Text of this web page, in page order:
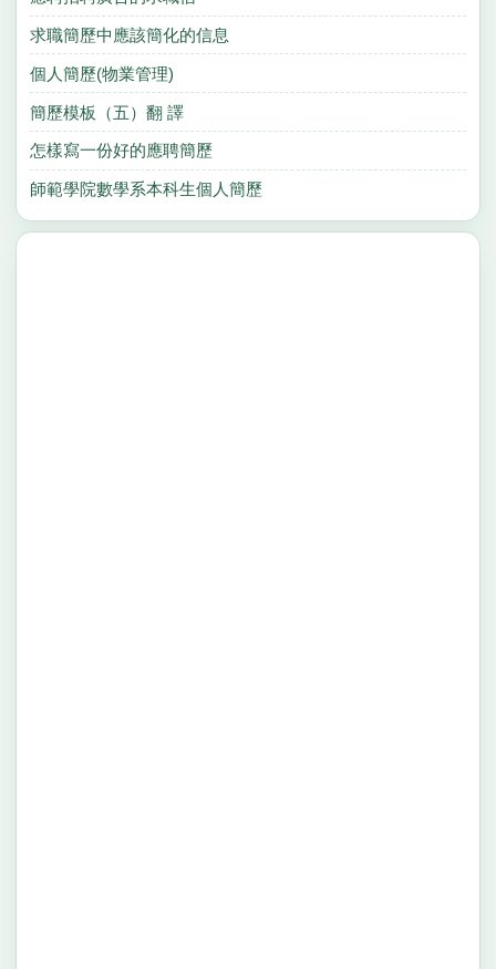
求職簡歷中應該簡化的信息
個人簡歷(物業管理)
簡歷模板（五）翻 譯
怎樣寫一份好的應聘簡歷
師範學院數學系本科生個人簡歷